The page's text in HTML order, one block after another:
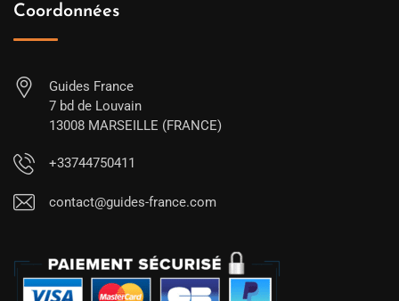
Coordonnées
Guides France
7 bd de Louvain
13008 MARSEILLE (FRANCE)
+33744750411
contact@guides-france.com